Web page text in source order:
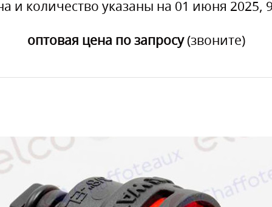
и количество указаны на 01 июня 2025,
оптовая цена по запросу(звоните)